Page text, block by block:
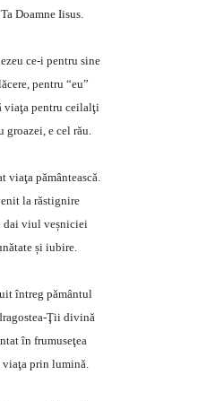
Doamne Iisus.
ce-i pentru sine
pentru “eu”
viaţa pentru ceilalţi
groazei, e cel rău.
viaţa pământească.
la răstignire
dai viul veșniciei
și iubire.
întreg pământul
Ţii divină
în frumuseţea
viaţa prin lumină.